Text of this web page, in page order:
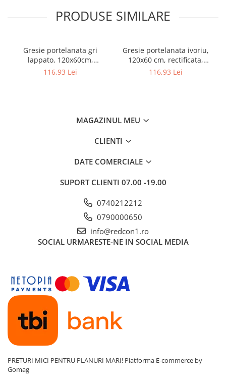
Produse pentru hidroizolații
Servicii transport
Distribuitoare încălzire în
Țeavă încălzire în pardoseala
PRODUSE SIMILARE
Gresie portelanata gri
lappato, 120x60cm,
rectificata, Colectie ALBA -
116,93 Lei
Gresie portelanata ivoriu,
120x60 cm, rectificata,
loppato, Colectie ALBA -
116,93 Lei
MAGAZINUL MEU
CLIENTI
DATE COMERCIALE
SUPORT CLIENTI 07.00 -19.00
0740212212
0790000650
info@redcon1.ro
SOCIAL URMARESTE-NE IN SOCIAL MEDIA
PRETURI MICI PENTRU PLANURI MARI! Platforma E-commerce by
Gomag